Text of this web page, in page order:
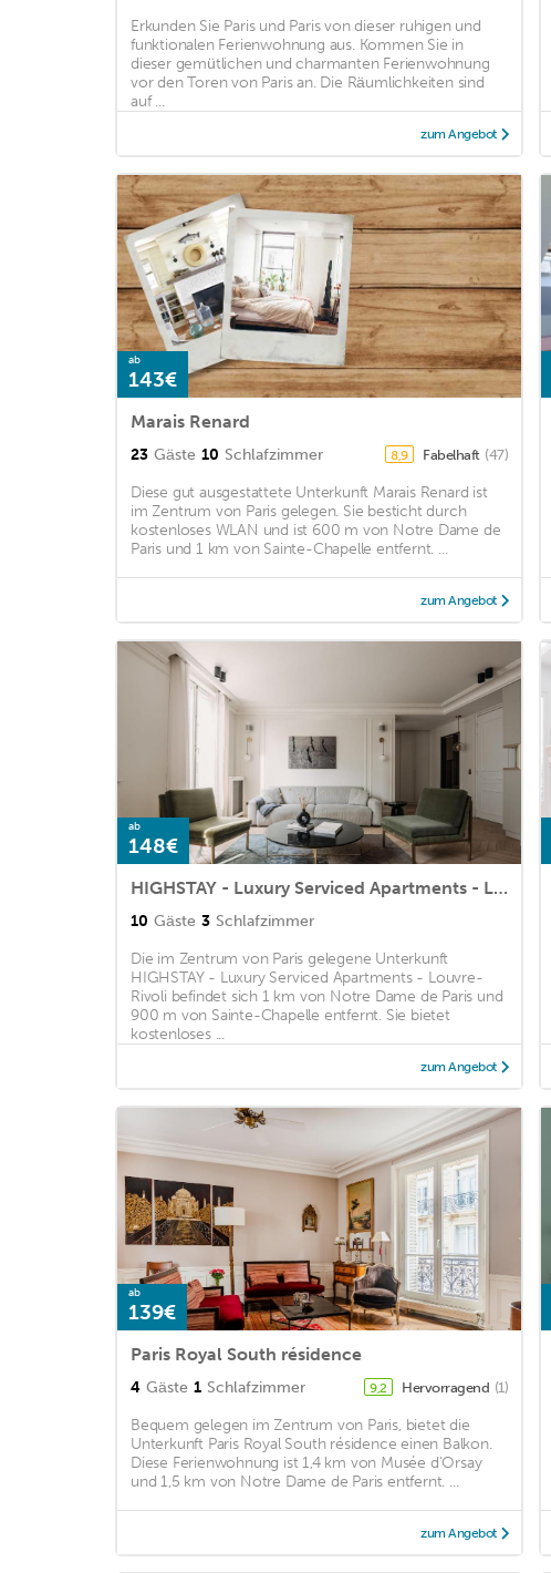
Erkunden Sie Paris und Paris von dieser ruhigen und
funktionalen Ferienwohnung aus. Kommen Sie in
dieser gemütlichen und charmanten Ferienwohnung
vor den Toren von Paris an. Die Räumlichkeiten sind
auf ...
zum Angebot
ab
143€
Marais Renard
23 Gäste 10 Schlafzimmer 8,9 Fabelhaft (47)
Diese gut ausgestattete Unterkunft Marais Renard ist
im Zentrum von Paris gelegen. Sie besticht durch
kostenloses WLAN und ist 600 m von Notre Dame de
Paris und 1 km von Sainte-Chapelle entfernt. ...
zum Angebot
ab
148€
HIGHSTAY - Luxury Serviced Apartments - Louvre-Rivoli
10 Gäste 3 Schlafzimmer
Die im Zentrum von Paris gelegene Unterkunft
HIGHSTAY - Luxury Serviced Apartments - Louvre-
Rivoli befindet sich 1 km von Notre Dame de Paris und
900 m von Sainte-Chapelle entfernt. Sie bietet
kostenloses ...
zum Angebot
ab
139€
Paris Royal South résidence
4 Gäste 1 Schlafzimmer 9,2 Hervorragend (1)
Bequem gelegen im Zentrum von Paris, bietet die
Unterkunft Paris Royal South résidence einen Balkon.
Diese Ferienwohnung ist 1,4 km von Musée d'Orsay
und 1,5 km von Notre Dame de Paris entfernt. ...
zum Angebot